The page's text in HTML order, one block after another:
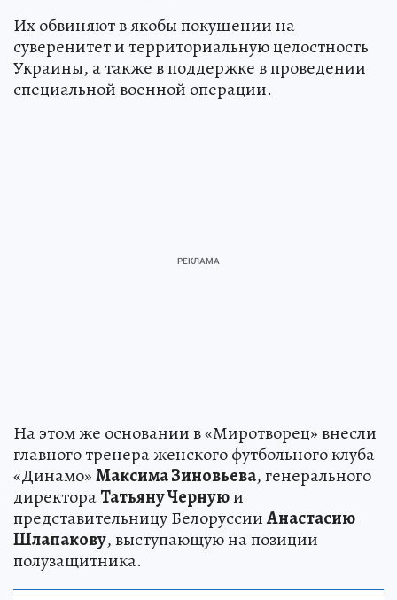
Их обвиняют в якобы покушении на
суверенитет и территориальную целостность
Украины, а также в поддержке в проведении
специальной военной операции.
На этом же основании в «Миротворец» внесли
главного тренера женского футбольного клуба
«Динамо»Максима Зиновьева, генерального
директораТатьяну Чернуюи
представительницу БелоруссииАнастасию
Шлапакову, выступающую на позиции
полузащитника.